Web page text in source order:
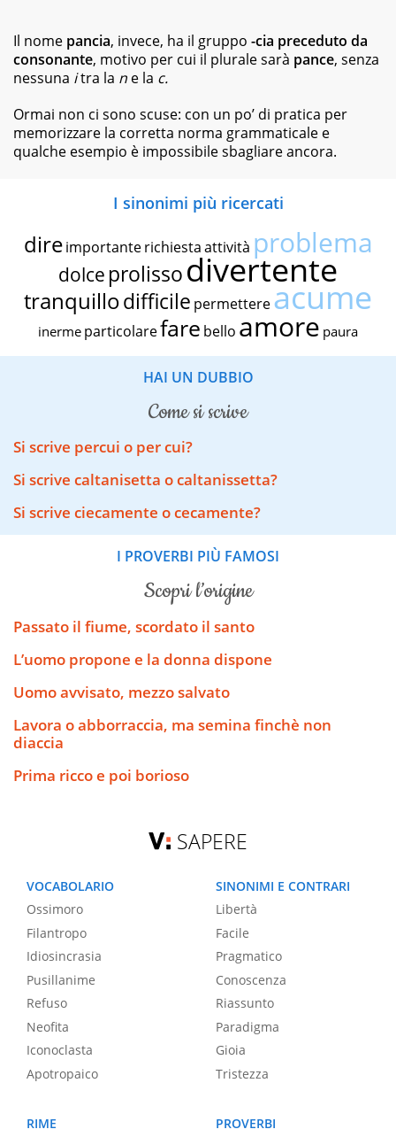
Il nome pancia, invece, ha il gruppo -cia preceduto da
consonante, motivo per cui il plurale sarà pance, senza
nessuna itra la n e la c.
Ormai non ci sono scuse: con un po’ di pratica per
memorizzare la corretta norma grammaticale e
qualche esempio è impossibile sbagliare ancora.
I sinonimi più ricercati
dire importante richiestaattività problema
dolce prolissodivertente
tranquillodifficile permettereacume
inerme particolarefare bello amore paura
HAI UN DUBBIO
come si scrive
Si scrive percui o per cui?
Si scrive caltanisetta o caltanissetta?
Si scrive ciecamente o cecamente?
I PROVERBI PIÙ FAMOSI
scopri l’origine
Passato il fiume, scordato il santo
L’uomo propone e la donna dispone
Uomo avvisato, mezzo salvato
Lavora o abborraccia, ma semina finchè non
diaccia
Prima ricco e poi borioso
SAPERE
VOCABOLARIO
Ossimoro
Filantropo
Idiosincrasia
Pusillanime
Refuso
Neofita
Iconoclasta
Apotropaico
SINONIMI E CONTRARI
Libertà
Facile
Pragmatico
Conoscenza
Riassunto
Paradigma
Gioia
Tristezza
RIME
PROVERBI